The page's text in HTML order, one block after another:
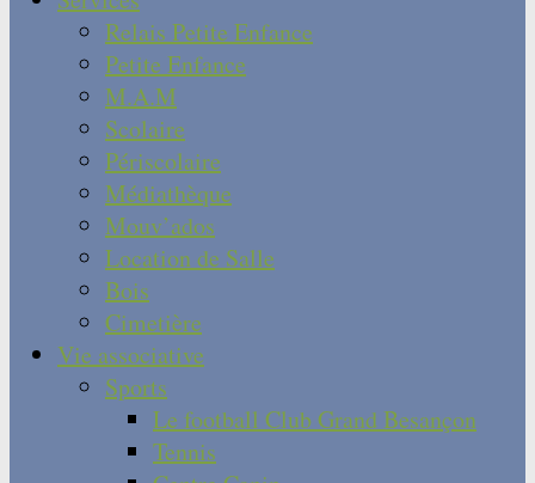
Relais Petite Enfance
Petite Enfance
M.A.M
Scolaire
Périscolaire
Médiathèque
Mouv’ados
Location de Salle
Bois
Cimetière
Vie associative
Sports
Le football Club Grand Besançon
Tennis